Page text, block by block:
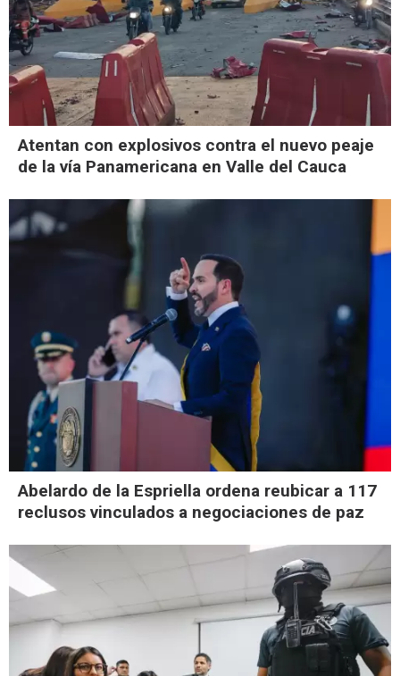
Atentan con explosivos contra el nuevo peaje
de la vía Panamericana en Valle del Cauca
Abelardo de la Espriella ordena reubicar a 117
reclusos vinculados a negociaciones de paz